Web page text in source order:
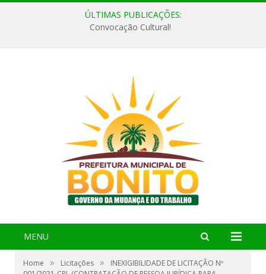
ÚLTIMAS PUBLICAÇÕES:
Convocação Cultural!
MENU
Home » Licitações »
INEXIGIBILIDADE DE LICITAÇÃO Nº